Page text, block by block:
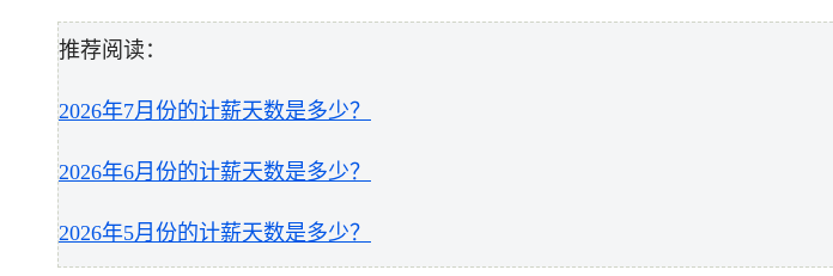
推荐阅读：
2026年7月份的计薪天数是多少？
2026年6月份的计薪天数是多少？
2026年5月份的计薪天数是多少？